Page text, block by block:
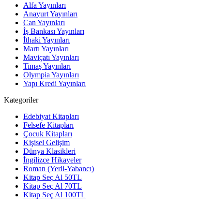
Alfa Yayınları
Anayurt Yayınları
Can Yayınları
İş Bankası Yayınları
İthaki Yayınları
Martı Yayınları
Maviçatı Yayınları
Timaş Yayınları
Olympia Yayınları
Yapı Kredi Yayınları
Kategoriler
Edebiyat Kitapları
Felsefe Kitapları
Çocuk Kitapları
Kişisel Gelişim
Dünya Klasikleri
İngilizce Hikayeler
Roman (Yerli-Yabancı)
Kitap Seç Al 50TL
Kitap Seç Al 70TL
Kitap Seç Al 100TL